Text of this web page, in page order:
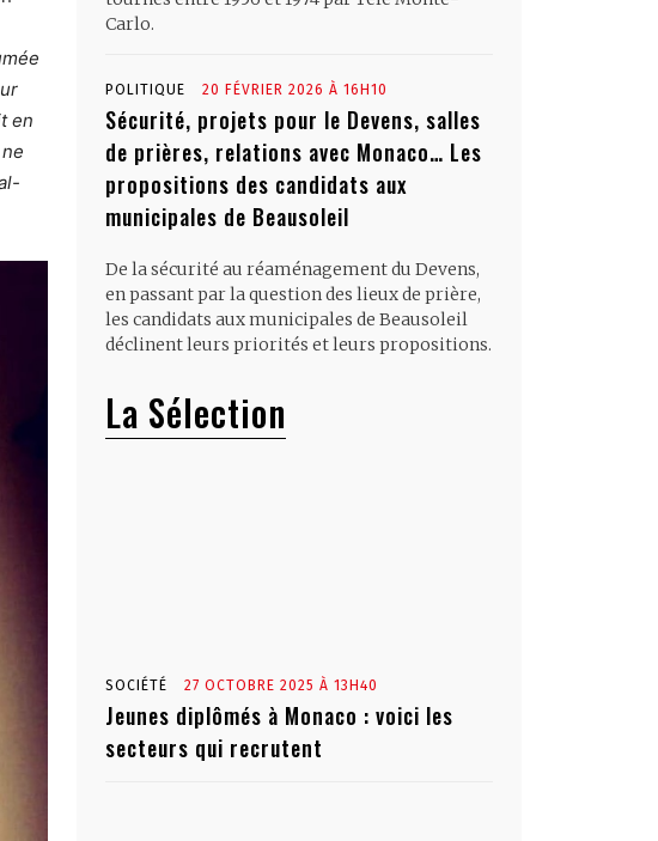
en
Carlo.
POLITIQUE 20 FÉVRIER 2026 À 16H10
Sécurité, projets pour le Devens, salles
de prières, relations avec Monaco… Les
propositions des candidats aux
municipales de Beausoleil
De la sécurité au réaménagement du Devens,
en passant par la question des lieux de prière,
les candidats aux municipales de Beausoleil
déclinent leurs priorités et leurs propositions.
La Sélection
SOCIÉTÉ 27 OCTOBRE 2025 À 13H40
Jeunes diplômés à Monaco : voici les
secteurs qui recrutent